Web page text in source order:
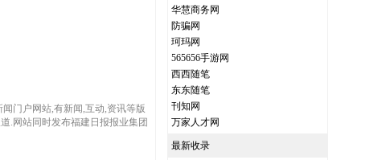
门户网站,有新闻,互动,资讯等版
.网站同时发布福建日报报业集团
华慧商务网
防骗网
珂玛网
565656手游网
西西随笔
东东随笔
刊知网
万家人才网
最新收录